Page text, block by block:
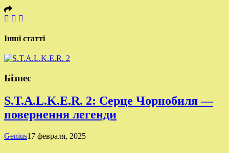
Інші статті
Бізнес
S.T.A.L.K.E.R. 2: Серце Чорнобиля —
повернення легенди
Genius17 февраля, 2025